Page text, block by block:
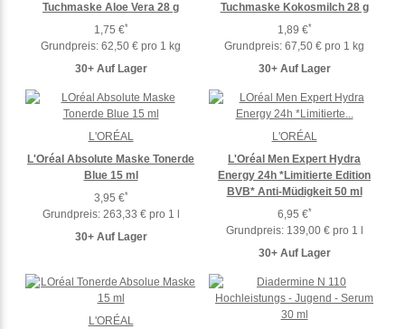
Tuchmaske Aloe Vera 28 g
1,75 €*
Grundpreis: 62,50 € pro 1 kg
30+ Auf Lager
Tuchmaske Kokosmilch 28 g
1,89 €*
Grundpreis: 67,50 € pro 1 kg
30+ Auf Lager
L'Oréal Absolute Maske Tonerde
Blue 15 ml
3,95 €*
Grundpreis: 263,33 € pro 1 l
30+ Auf Lager
L'ORÉAL
L'Oréal Men Expert Hydra
Energy 24h *Limitierte Edition
BVB* Anti-Müdigkeit 50 ml
6,95 €*
Grundpreis: 139,00 € pro 1 l
30+ Auf Lager
L'ORÉAL
L'ORÉAL